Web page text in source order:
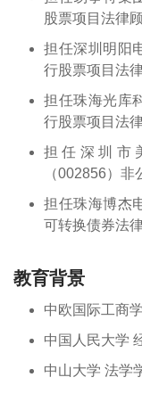
股票项目法律
担任深圳明阳
行股票项目法
担任珠海光库
行股票项目法
担任深圳市
（002856）
担任珠海博杰
可转换债券法
教育背景
中欧国际工商
中国人民大学
中山大学 法学